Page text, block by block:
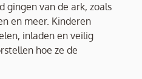
gingen van de ark, zoals
en meer. Kinderen
inladen en veilig
hoe ze de